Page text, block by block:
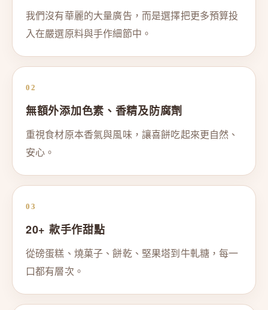
我們沒有華麗的大量廣告，而是選擇把更多預算投
入在嚴選原料與手作細節中。
02
無額外添加色素、香精及防腐劑
重視食材原本香氣與風味，讓喜餅吃起來更自然、
安心。
03
20+ 款手作甜點
從磅蛋糕、燒菓子、餅乾、堅果塔到牛軋糖，每一
口都有層次。